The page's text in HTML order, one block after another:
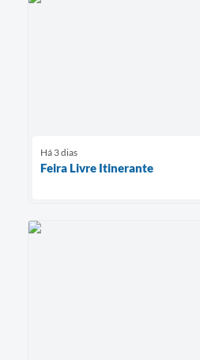
Há 3 dias
Feira Livre Itinerante